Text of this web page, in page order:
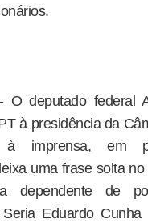
O deputado federal
à presidência da
imprensa, em
uma frase solta
dependente de
Seria Eduardo